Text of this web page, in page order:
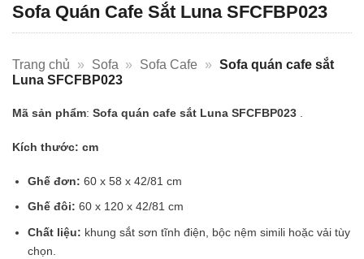
Sofa Quán Cafe Sắt Luna SFCFBP023
Trang chủ » Sofa » Sofa Cafe » Sofa quán cafe sắt
Luna SFCFBP023
Mã sản phẩm: Sofa quán cafe sắt Luna SFCFBP023 .
Kích thước: cm
Ghế đơn: 60 x 58 x 42/81 cm
Ghế đôi: 60 x 120 x 42/81 cm
Chất liệu: khung sắt sơn tĩnh điện, bộc nệm simili hoặc vải tùy
chọn.